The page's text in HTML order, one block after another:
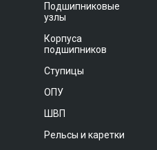
Подшипниковые
узлы
Корпуса
подшипников
Ступицы
ОПУ
ШВП
Рельсы и каретки